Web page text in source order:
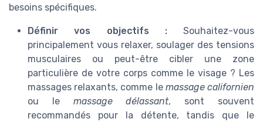
besoins spécifiques.
Définir vos objectifs :Souhaitez-vous
principalement vous relaxer, soulager des tensions
musculaires ou peut-être cibler une zone
particulière de votre corps comme le visage ? Les
massages relaxants, comme le massage californien
ou le massage délassant, sont souvent
recommandés pour la détente, tandis que le